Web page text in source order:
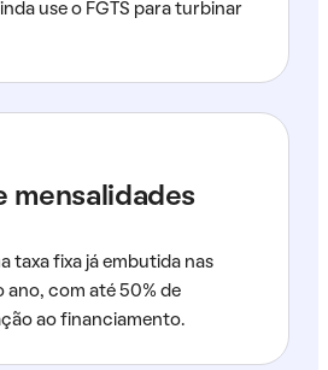
use o FGTS para turbinar
mensalidades
taxa fixa já embutida nas
ano, com até 50% de
ao financiamento.